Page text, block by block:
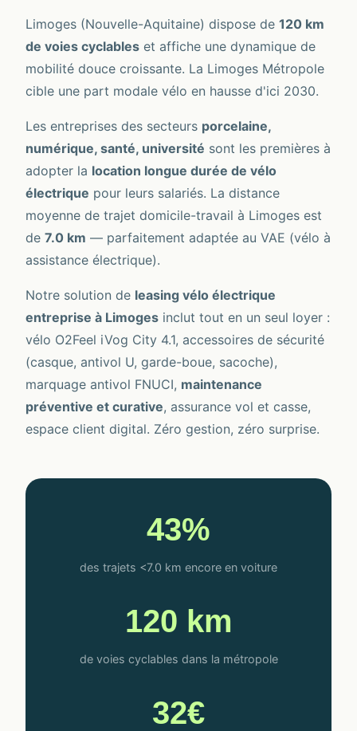
Limoges (Nouvelle-Aquitaine) dispose de 120 km
de voies cyclables et affiche une dynamique de
mobilité douce croissante. La Limoges Métropole
cible une part modale vélo en hausse d'ici 2030.
Les entreprises des secteurs porcelaine,
numérique, santé, université sont les premières à
adopter la location longue durée de vélo
électrique pour leurs salariés. La distance
moyenne de trajet domicile-travail à Limoges est
de 7.0 km — parfaitement adaptée au VAE (vélo à
assistance électrique).
Notre solution de leasing vélo électrique
entreprise à Limoges inclut tout en un seul loyer :
vélo O2Feel iVog City 4.1, accessoires de sécurité
(casque, antivol U, garde-boue, sacoche),
marquage antivol FNUCI, maintenance
préventive et curative, assurance vol et casse,
espace client digital. Zéro gestion, zéro surprise.
43%
des trajets <7.0 km encore en voiture
120 km
de voies cyclables dans la métropole
32€